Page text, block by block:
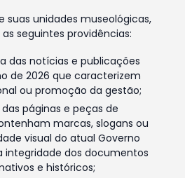
suas unidades museológicas,
seguintes providências:
das notícias e publicações
de 2026 que caracterizem
ou promoção da gestão;
páginas e peças de
marcas, slogans ou
visual do atual Governo
integridade dos documentos
e históricos;